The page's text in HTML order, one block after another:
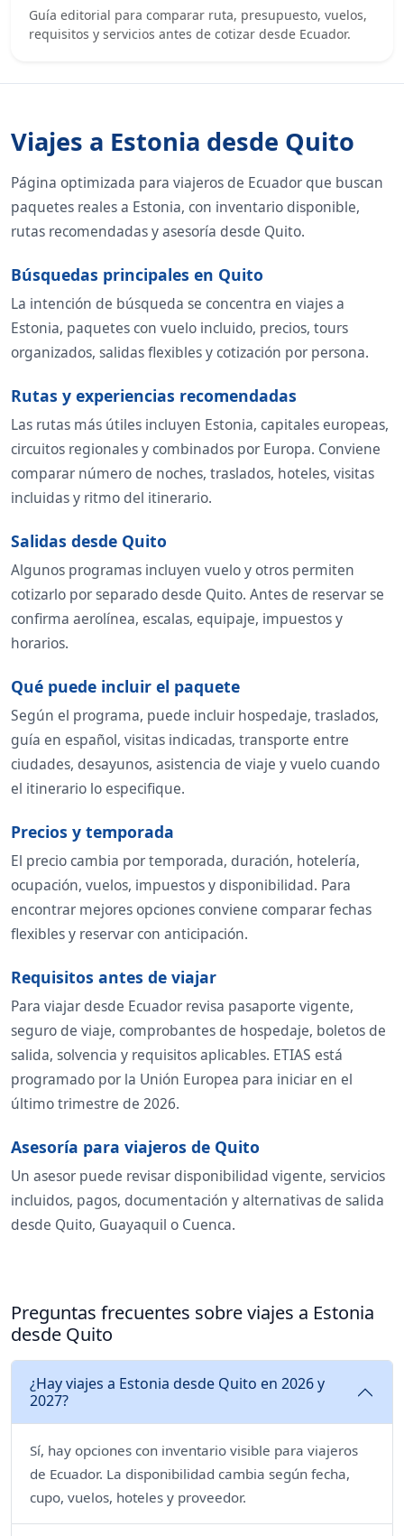
Guía editorial para comparar ruta, presupuesto, vuelos,
requisitos y servicios antes de cotizar desde Ecuador.
Viajes a Estonia desde Quito
Página optimizada para viajeros de Ecuador que buscan
paquetes reales a Estonia, con inventario disponible,
rutas recomendadas y asesoría desde Quito.
Búsquedas principales en Quito
La intención de búsqueda se concentra en viajes a
Estonia, paquetes con vuelo incluido, precios, tours
organizados, salidas flexibles y cotización por persona.
Rutas y experiencias recomendadas
Las rutas más útiles incluyen Estonia, capitales europeas,
circuitos regionales y combinados por Europa. Conviene
comparar número de noches, traslados, hoteles, visitas
incluidas y ritmo del itinerario.
Salidas desde Quito
Algunos programas incluyen vuelo y otros permiten
cotizarlo por separado desde Quito. Antes de reservar se
confirma aerolínea, escalas, equipaje, impuestos y
horarios.
Qué puede incluir el paquete
Según el programa, puede incluir hospedaje, traslados,
guía en español, visitas indicadas, transporte entre
ciudades, desayunos, asistencia de viaje y vuelo cuando
el itinerario lo especifique.
Precios y temporada
El precio cambia por temporada, duración, hotelería,
ocupación, vuelos, impuestos y disponibilidad. Para
encontrar mejores opciones conviene comparar fechas
flexibles y reservar con anticipación.
Requisitos antes de viajar
Para viajar desde Ecuador revisa pasaporte vigente,
seguro de viaje, comprobantes de hospedaje, boletos de
salida, solvencia y requisitos aplicables. ETIAS está
programado por la Unión Europea para iniciar en el
último trimestre de 2026.
Asesoría para viajeros de Quito
Un asesor puede revisar disponibilidad vigente, servicios
incluidos, pagos, documentación y alternativas de salida
desde Quito, Guayaquil o Cuenca.
Preguntas frecuentes sobre viajes a Estonia
desde Quito
¿Hay viajes a Estonia desde Quito en 2026 y
2027?
Sí, hay opciones con inventario visible para viajeros
de Ecuador. La disponibilidad cambia según fecha,
cupo, vuelos, hoteles y proveedor.